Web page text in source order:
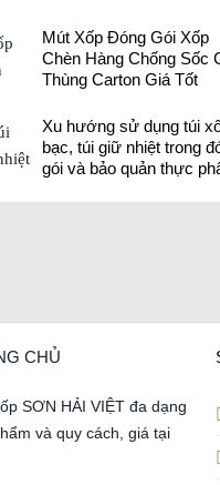
Mút Xốp Đóng Gói Xốp
Chèn Hàng Chống Sốc
Thùng Carton Giá Tốt
Xu hướng sử dụng túi
bạc, túi giữ nhiệt trong
gói và bảo quản thực
CHỦ
SƠN HẢI VIỆT đa dạng
và quy cách, giá tại